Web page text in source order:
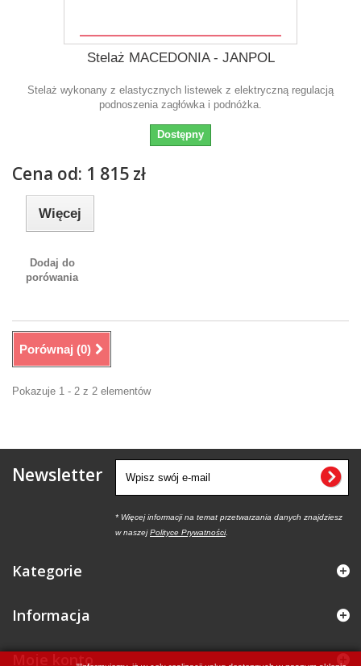
Stelaż MACEDONIA - JANPOL
Stelaż wykonany z elastycznych listewek z elektryczną regulacją
podnoszenia zagłówka i podnóżka.
Dostępny
Cena od: 1 815 zł
Więcej
Dodaj do
porówania
Porównaj (0)
Pokazuje 1 - 2 z 2 elementów
Newsletter
* Więcej informacji na temat przetwarzania danych znajdziesz
w naszejPolityce Prywatności.
Kategorie
Informacja
Moje konto